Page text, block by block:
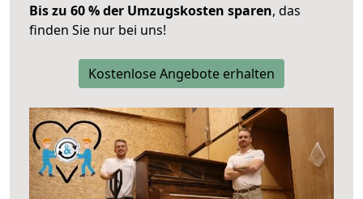
Bis zu 60 % der Umzugskosten sparen, das
finden Sie nur bei uns!
Kostenlose Angebote erhalten